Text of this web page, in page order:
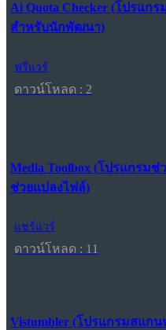
Ai Quota Checker (โปรแก
สำหรับนักพัฒนา)
ฟรีแวร์
ดาวน์โหลด : 2
Media Toolbox (โปรแกรม
ช่วยแปลงไฟล์)
แชร์แวร์
ดาวน์โหลด : 11
Vistumbler (โปรแกรมสแก